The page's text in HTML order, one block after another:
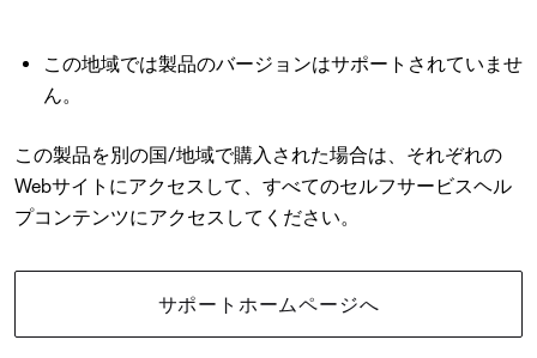
この地域では製品のバージョンはサポートされていませ
ん。
この製品を別の国/地域で購入された場合は、それぞれの
Webサイトにアクセスして、すべてのセルフサービスヘル
プコンテンツにアクセスしてください。
サポートホームページへ